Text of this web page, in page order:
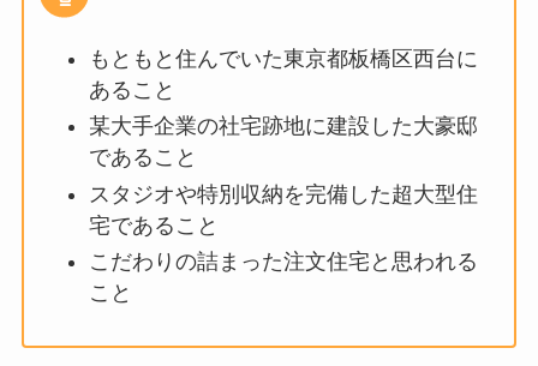
もともと住んでいた東京都板橋区西台に
あること
某大手企業の社宅跡地に建設した大豪邸
であること
スタジオや特別収納を完備した超大型住
宅であること
こだわりの詰まった注文住宅と思われる
こと